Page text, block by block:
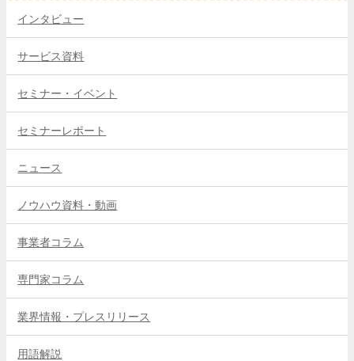
インタビュー
サービス資料
セミナー・イベント
セミナーレポート
ニュース
ノウハウ資料・動画
事業者コラム
専門家コラム
業界情報・プレスリリース
用語解説